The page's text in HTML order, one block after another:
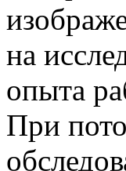
на
опыта
При